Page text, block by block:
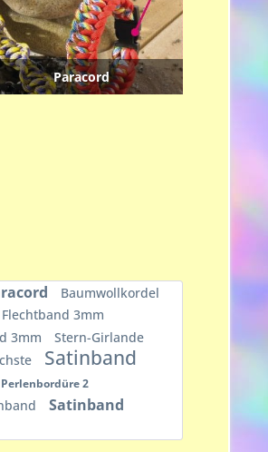
Paracord
Baumwollkordel
Flechtband 3mm
3mm Stern-Girlande
Satinband
Perlenbordüre 2
Satinband